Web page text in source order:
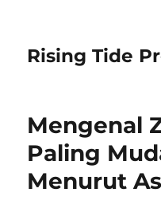
Rising Tide
Mengenal
Paling
Menurut